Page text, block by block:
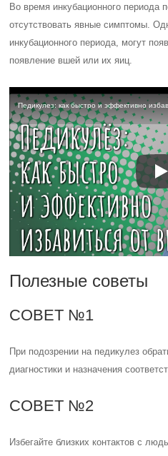
Во время инкубационного периода
отсутствовать явные симптомы.
инкубационного периода, могут
появление вшей или их яиц.
Педикулез: как быстро и эффективно
Полезные советы
СОВЕТ №1
При подозрении на педикулез
диагностики и назначения
СОВЕТ №2
Избегайте близких контактов с